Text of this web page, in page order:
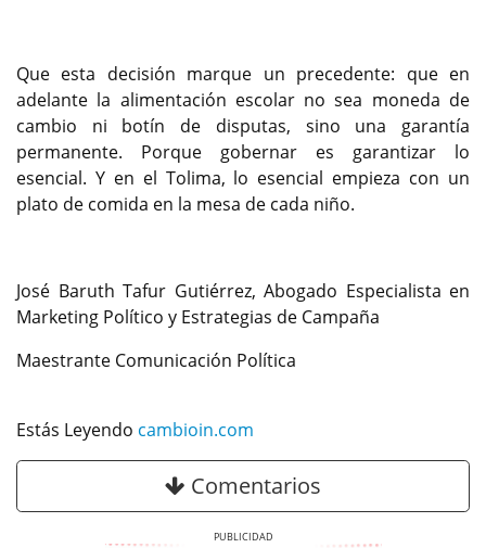
Que esta decisión marque un precedente: que en
adelante la alimentación escolar no sea moneda de
cambio ni botín de disputas, sino una garantía
permanente. Porque gobernar es garantizar lo
esencial. Y en el Tolima, lo esencial empieza con un
plato de comida en la mesa de cada niño.
José Baruth Tafur Gutiérrez, Abogado Especialista en
Marketing Político y Estrategias de Campaña
Maestrante Comunicación Política
Estás Leyendo cambioin.com
Comentarios